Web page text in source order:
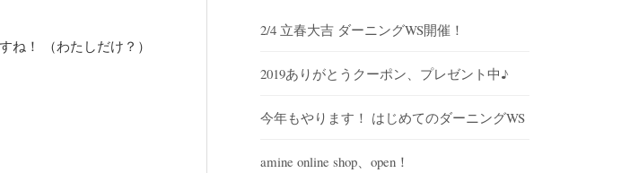
ね！ （わたしだけ？）
2/4 立春大吉 ダーニングWS開催！
2019ありがとうクーポン、プレゼント中♪
今年もやります！ はじめてのダーニングWS
amine online shop、open！